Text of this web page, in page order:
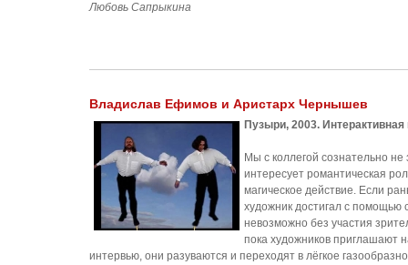
Любовь Сапрыкина
Владислав Ефимов и Аристарх Чернышев
Пузыри, 2003.
Мы с коллегой сознательно
интересует романтическая
магическое действие. Если
художник достигал с помощью
невозможно без участия
пока художников приглашают
интервью, они разуваются и переходят в лёгкое